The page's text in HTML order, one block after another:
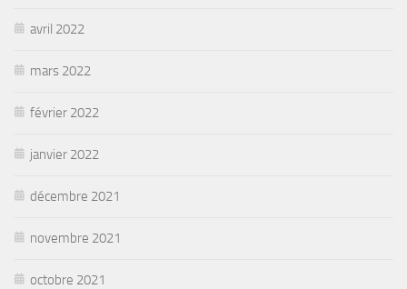
avril 2022
mars 2022
février 2022
janvier 2022
décembre 2021
novembre 2021
octobre 2021